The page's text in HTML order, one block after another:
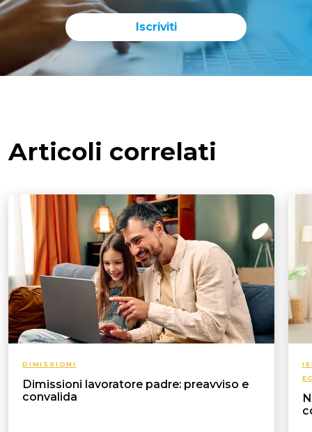
Iscriviti
Articoli correlati
DIMISSIONI
Dimissioni lavoratore padre: preavviso e
convalida